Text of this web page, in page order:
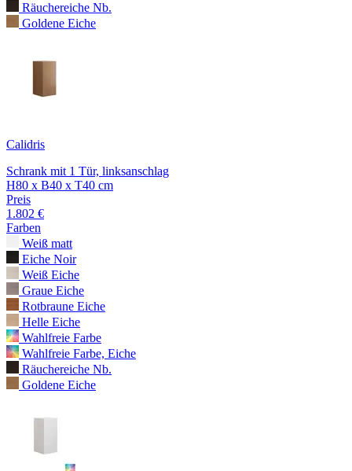
Räuchereiche Nb.
Goldene Eiche
Calidris
Schrank mit 1 Tür, linksanschlag
H80 x B40 x T40 cm
Preis
1.802 €
Farben
Weiß matt
Eiche Noir
Weiß Eiche
Graue Eiche
Rotbraune Eiche
Helle Eiche
Wahlfreie Farbe
Wahlfreie Farbe, Eiche
Räuchereiche Nb.
Goldene Eiche